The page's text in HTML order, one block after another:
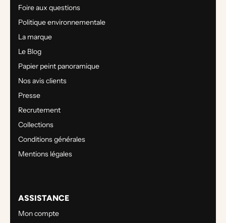
Foire aux questions
Politique environnementale
La marque
Le Blog
Papier peint panoramique
Nos avis clients
Presse
Recrutement
Collections
Conditions générales
Mentions légales
ASSISTANCE
Mon compte